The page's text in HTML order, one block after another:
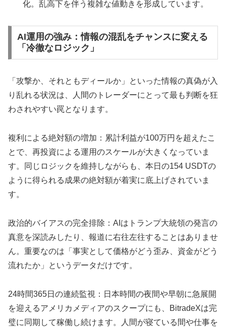
化。乱高下を伴う複雑な値動きを形成しています。
AI運用の強み：情報の混乱をチャンスに変える
「冷徹なロジック」
「攻撃か、それともディールか」といった情報の真偽が入
り乱れる状況は、人間のトレーダーにとって最も判断を狂
わされやすい罠となります。
複利による絶対額の増加：累計利益が100万円を超えたこ
とで、再投資による運用のスケールが大きくなっていま
す。同じロジックを維持しながらも、本日の154 USDTの
ように得られる成果の絶対額が着実に底上げされていま
す。
政治的バイアスの完全排除：AIはトランプ大統領の発言の
真意を深読みしたり、報道に右往左往することはありませ
ん。重要なのは「事実として価格がどう歪み、資金がどう
流れたか」というデータだけです。
24時間365日の連続監視：日本時間の夜間や早朝に急展開
を迎えるアメリカメディアのスクープにも、BitradeXは完
璧に同期して稼働し続けます。人間が寝ている間や仕事を